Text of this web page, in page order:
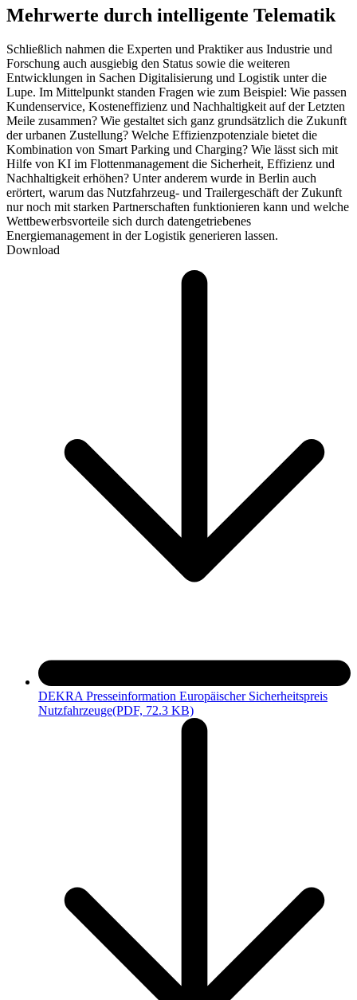
Mehrwerte durch intelligente Telematik
Schließlich nahmen die Experten und Praktiker aus Industrie und
Forschung auch ausgiebig den Status sowie die weiteren
Entwicklungen in Sachen Digitalisierung und Logistik unter die
Lupe. Im Mittelpunkt standen Fragen wie zum Beispiel: Wie passen
Kundenservice, Kosteneffizienz und Nachhaltigkeit auf der Letzten
Meile zusammen? Wie gestaltet sich ganz grundsätzlich die Zukunft
der urbanen Zustellung? Welche Effizienzpotenziale bietet die
Kombination von Smart Parking und Charging? Wie lässt sich mit
Hilfe von KI im Flottenmanagement die Sicherheit, Effizienz und
Nachhaltigkeit erhöhen? Unter anderem wurde in Berlin auch
erörtert, warum das Nutzfahrzeug- und Trailergeschäft der Zukunft
nur noch mit starken Partnerschaften funktionieren kann und welche
Wettbewerbsvorteile sich durch datengetriebenes
Energiemanagement in der Logistik generieren lassen.
Download
DEKRA Presseinformation Europäischer Sicherheitspreis
Nutzfahrzeuge(PDF, 72.3 KB)